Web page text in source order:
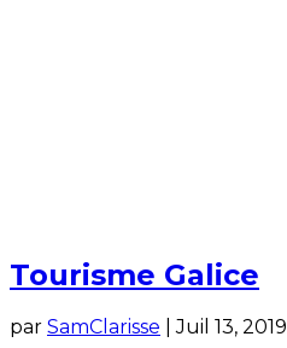
Tourisme Galice
par SamClarisse |Juil 13, 2019